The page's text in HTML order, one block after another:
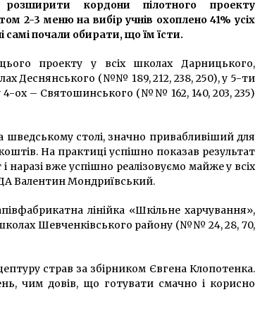
5 років ago
В Киеве состоялся круглый стол
Украины”
6 років ago
власних цитат
6 років ago
кордони пілотного проекту
2-3 меню на вибір учнів охоплено 41% усіх
почали обирати, що їм їсти.
проекту у всіх школах Дарницького,
Деснянського (№№ 189, 212, 238, 250), у 5-ти
ох – Святошинського (№№ 162, 140, 203, 235)
столі, значно привабливіший для
На практиці успішно показав результат
вже успішно реалізовуємо майже у всіх
Валентин Мондриївський.
лінійка «Шкільне харчування»,
Шевченківського району (№№ 24, 28, 70,
страв за збірником Євгена Клопотенка.
чим довів, що готувати смачно і корисно